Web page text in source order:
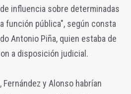
influencia sobre determinadas
función pública", según consta
Antonio Piña, quien estaba de
a disposición judicial.
Fernández y Alonso habrían